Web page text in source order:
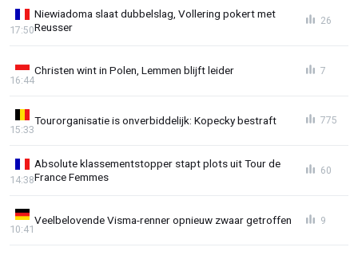
Niewiadoma slaat dubbelslag, Vollering pokert met
Reusser
17:50
26
Christen wint in Polen, Lemmen blijft leider
16:44
7
Tourorganisatie is onverbiddelijk: Kopecky bestraft
15:33
775
Absolute klassementstopper stapt plots uit Tour de
France Femmes
14:38
60
Veelbelovende Visma-renner opnieuw zwaar getroffen
10:41
9